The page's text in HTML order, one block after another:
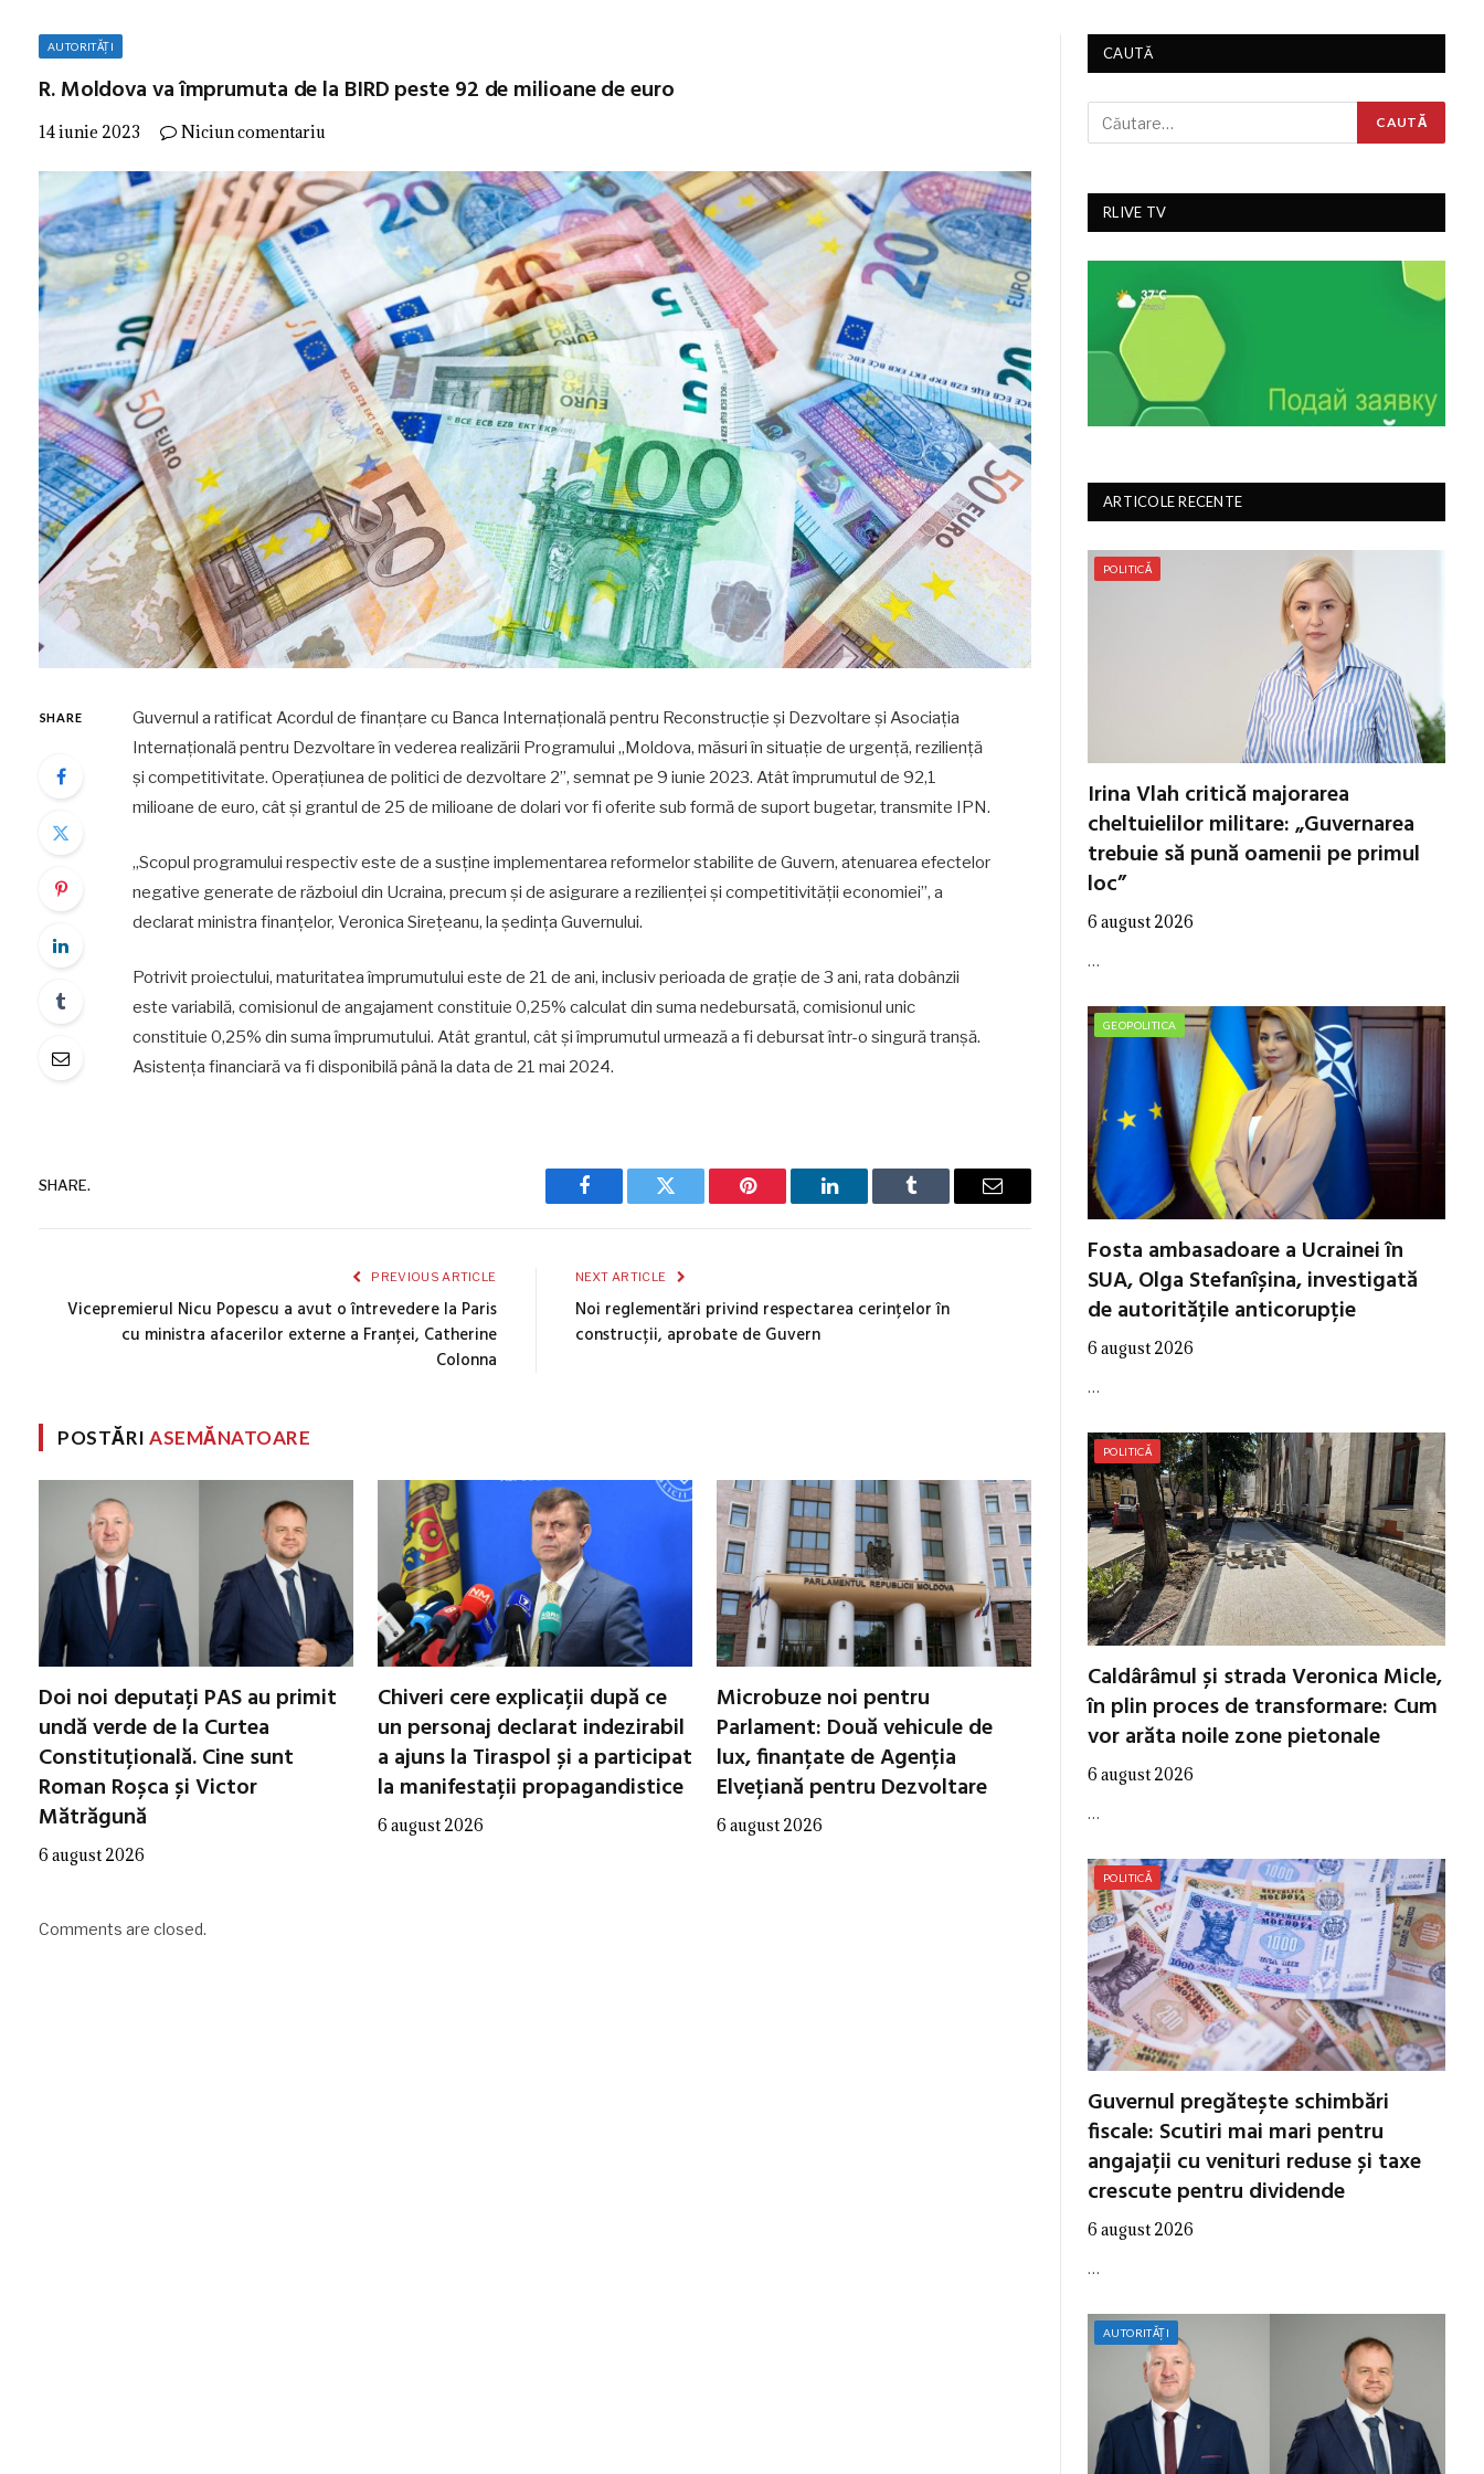
AUTORITĂȚI
R. Moldova va împrumuta de la BIRD peste 92 de milioane de euro
14 iunie 2023 Niciun comentariu
SHARE
Guvernul a ratificat Acordul de finanțare cu Banca Internațională pentru Reconstrucție și Dezvoltare și Asociația
Internațională pentru Dezvoltare în vederea realizării Programului „Moldova, măsuri în situație de urgență, reziliență
și competitivitate. Operațiunea de politici de dezvoltare 2”, semnat pe 9 iunie 2023. Atât împrumutul de 92,1
milioane de euro, cât și grantul de 25 de milioane de dolari vor fi oferite sub formă de suport bugetar, transmite IPN.
„Scopul programului respectiv este de a susține implementarea reformelor stabilite de Guvern, atenuarea efectelor
negative generate de războiul din Ucraina, precum și de asigurare a rezilienței și competitivității economiei”, a
declarat ministra finanțelor, Veronica Sirețeanu, la ședința Guvernului.
Potrivit proiectului, maturitatea împrumutului este de 21 de ani, inclusiv perioada de grație de 3 ani, rata dobânzii
este variabilă, comisionul de angajament constituie 0,25% calculat din suma nedebursată, comisionul unic
constituie 0,25% din suma împrumutului. Atât grantul, cât și împrumutul urmează a fi debursat într-o singură tranșă.
Asistența financiară va fi disponibilă până la data de 21 mai 2024.
SHARE.
Facebook Twitter Pinterest LinkedIn Tumblr Email
PREVIOUS ARTICLE
Vicepremierul Nicu Popescu a avut o întrevedere la Paris
cu ministra afacerilor externe a Franței, Catherine
Colonna
NEXT ARTICLE
Noi reglementări privind respectarea cerințelor în
construcții, aprobate de Guvern
POSTĂRIASEMĂNATOARE
Doi noi deputați PAS au primit
undă verde de la Curtea
Constituțională. Cine sunt
Roman Roșca și Victor
Mătrăgună
6 august 2026
Chiveri cere explicații după ce
un personaj declarat indezirabil
a ajuns la Tiraspol și a participat
la manifestații propagandistice
6 august 2026
Microbuze noi pentru
Parlament: Două vehicule de
lux, finanțate de Agenția
Elvețiană pentru Dezvoltare
6 august 2026
Comments are closed.
CAUTĂ
RLIVE TV
ARTICOLE RECENTE
POLITICĂ
Irina Vlah critică majorarea
cheltuielilor militare: „Guvernarea
trebuie să pună oamenii pe primul
loc”
6 august 2026
…
GEOPOLITICA
Fosta ambasadoare a Ucrainei în
SUA, Olga Stefanîșina, investigată
de autoritățile anticorupție
6 august 2026
…
POLITICĂ
Caldârâmul și strada Veronica Micle,
în plin proces de transformare: Cum
vor arăta noile zone pietonale
6 august 2026
…
POLITICĂ
Guvernul pregătește schimbări
fiscale: Scutiri mai mari pentru
angajații cu venituri reduse și taxe
crescute pentru dividende
6 august 2026
…
AUTORITĂȚI